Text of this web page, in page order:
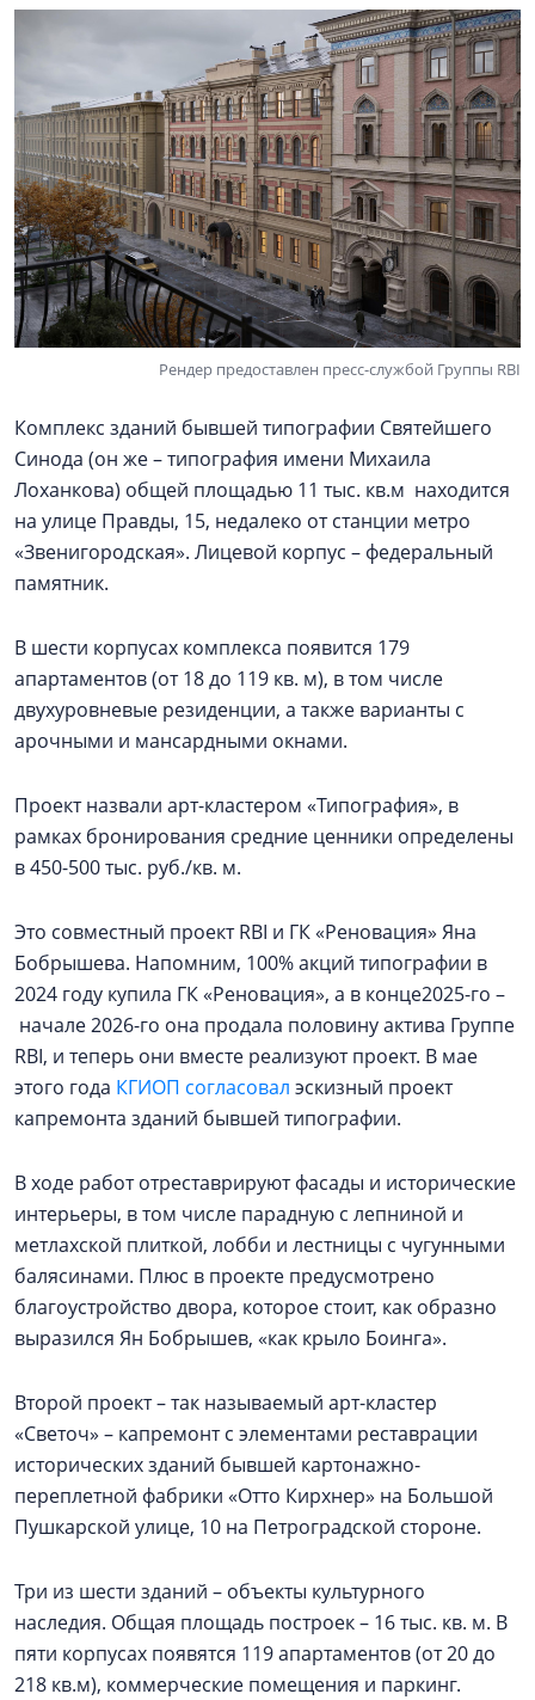
Рендер предоставлен пресс-службой Группы RBI
Комплекс зданий бывшей типографии Святейшего
Синода (он же – типография имени Михаила
Лоханкова) общей площадью 11 тыс. кв.м находится
на улице Правды, 15, недалеко от станции метро
«Звенигородская». Лицевой корпус – федеральный
памятник.
В шести корпусах комплекса появится 179
апартаментов (от 18 до 119 кв. м), в том числе
двухуровневые резиденции, а также варианты с
арочными и мансардными окнами.
Проект назвали арт-кластером «Типография», в
рамках бронирования средние ценники определены
в 450-500 тыс. руб./кв. м.
Это совместный проект RBI и ГК «Реновация» Яна
Бобрышева. Напомним, 100% акций типографии в
2024 году купила ГК «Реновация», а в конце2025-го –
начале 2026-го она продала половину актива Группе
RBI, и теперь они вместе реализуют проект. В мае
этого года КГИОП согласовал эскизный проект
капремонта зданий бывшей типографии.
В ходе работ отреставрируют фасады и исторические
интерьеры, в том числе парадную с лепниной и
метлахской плиткой, лобби и лестницы с чугунными
балясинами. Плюс в проекте предусмотрено
благоустройство двора, которое стоит, как образно
выразился Ян Бобрышев, «как крыло Боинга».
Второй проект – так называемый арт-кластер
«Светоч» – капремонт с элементами реставрации
исторических зданий бывшей картонажно-
переплетной фабрики «Отто Кирхнер» на Большой
Пушкарской улице, 10 на Петроградской стороне.
Три из шести зданий – объекты культурного
наследия. Общая площадь построек – 16 тыс. кв. м. В
пяти корпусах появятся 119 апартаментов (от 20 до
218 кв.м), коммерческие помещения и паркинг.